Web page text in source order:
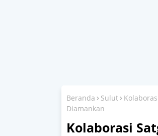
Beranda Sulut
Diamankan
Kolaborasi